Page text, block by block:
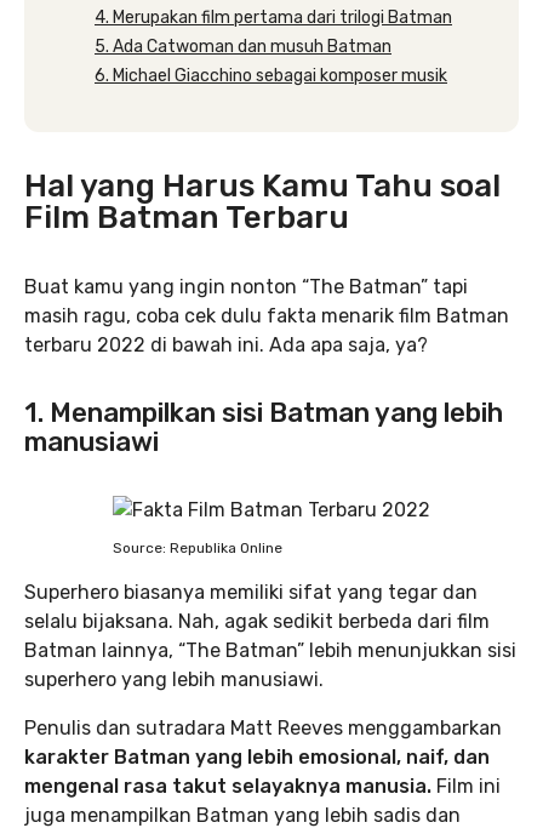
4. Merupakan film pertama dari trilogi Batman
5. Ada Catwoman dan musuh Batman
6. Michael Giacchino sebagai komposer musik
Hal yang Harus Kamu Tahu soal
Film Batman Terbaru
Buat kamu yang ingin nonton “The Batman” tapi
masih ragu, coba cek dulu fakta menarik film Batman
terbaru 2022 di bawah ini. Ada apa saja, ya?
1. Menampilkan sisi Batman yang lebih
manusiawi
Source: Republika Online
Superhero biasanya memiliki sifat yang tegar dan
selalu bijaksana. Nah, agak sedikit berbeda dari film
Batman lainnya, “The Batman” lebih menunjukkan sisi
superhero yang lebih manusiawi.
Penulis dan sutradara Matt Reeves menggambarkan
karakter Batman yang lebih emosional, naif, dan
mengenal rasa takut selayaknya manusia. Film ini
juga menampilkan Batman yang lebih sadis dan